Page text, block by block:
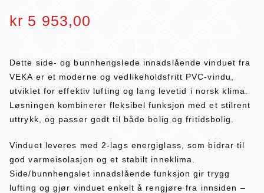
kr 5 953,00
Dette side- og bunnhengslede innadslående vinduet fra
VEKA er et moderne og vedlikeholdsfritt PVC-vindu,
utviklet for effektiv lufting og lang levetid i norsk klima.
Løsningen kombinerer fleksibel funksjon med et stilrent
uttrykk, og passer godt til både bolig og fritidsbolig.
Vinduet leveres med 2-lags energiglass, som bidrar til
god varmeisolasjon og et stabilt inneklima.
Side/bunnhengslet innadslående funksjon gir trygg
lufting og gjør vinduet enkelt å rengjøre fra innsiden –